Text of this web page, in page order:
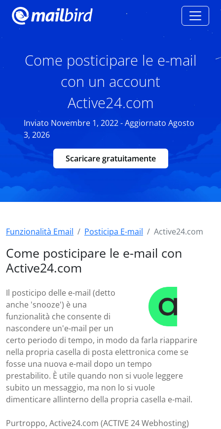
Come posticipare le e-mail
con un account
Active24.com
Inviato Novembre 1, 2022 - Aggiornato Agosto
3, 2026
Scaricare gratuitamente
Funzionalità Email Posticipa E-mail Active24.com
Come posticipare le e-mail con
Active24.com
Il posticipo delle e-mail (detto
anche 'snooze') è una
funzionalità che consente di
nascondere un'e-mail per un
certo periodo di tempo, in modo da farla riapparire
nella propria casella di posta elettronica come se
fosse una nuova e-mail dopo un tempo
prestabilito. È utile quando non si vuole leggere
subito un messaggio, ma non lo si vuole
dimenticare allinterno della propria casella e-mail.
Purtroppo, Active24.com (ACTIVE 24 Webhosting)